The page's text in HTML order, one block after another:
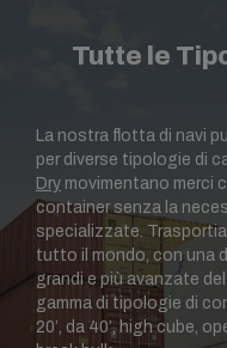
Tutte le
La nostra flotta di navi
per diverse tipologie di
Dry movimentano merci
container senza la
specializzate.
tutto il mondo, con una
grandi e più avanzate
gamma di tipologie di
20’, da 40’, high cube,